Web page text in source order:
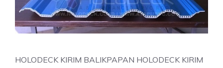
HOLODECK KIRIM BALIKPAPAN HOLODECK KIRIM